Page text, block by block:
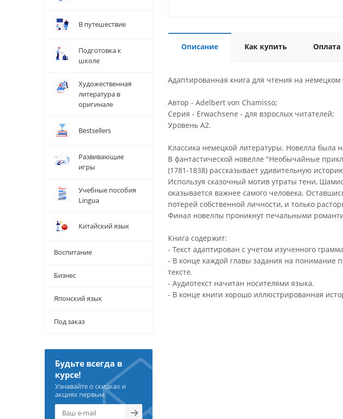
Описание Как купить Оплата
Адаптированная книга для чтения на
Автор - Adelbert von Chamisso;
Серия - Erwachsene - для взрослых читателей;
Уровень А2.
Классика немецкой литературы. Новелла была
В фантастической новелле "Необычайные
(1781-1838) рассказывает удивительную
Используя сказочный мотив утраты тени,
оказывается важнее самого человека.
потерей собственной личности, и только
Финал новеллы проникнут печальными
Книга содержит:
- Текст адаптирован с учетом изученного
- В конце каждой главы задания на понимание
тексте.
- Аудиотекст начитан носителями языка.
- В конце книги хорошо иллюстрированная
В путешествие
Подготовка к
школе
Художественная
литература в
оригинале
Bestsellers
Развивающие
игры
Учебные пособия
Lingua
Китайский язык
Воспитание
Бизнес
Японский язык
Под заказ
Будьте всегда в
курсе!
Узнавайте о скидках и
акциях первым